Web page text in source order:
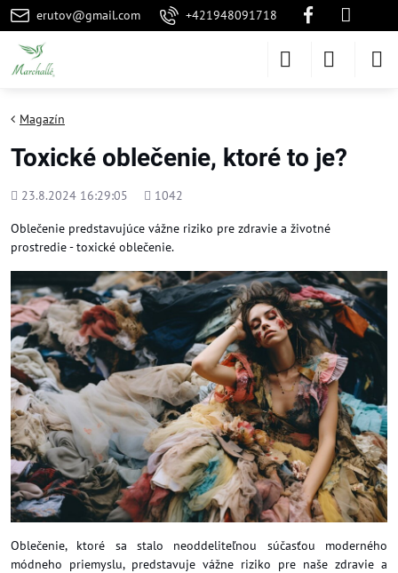
erutov@gmail.com +421948091718
Magazín
Toxické oblečenie, ktoré to je?
Pridané
23.8.2024 16:29:05
Počet
1042
Oblečenie predstavujúce vážne riziko pre zdravie a životné
prostredie - toxické oblečenie.
Oblečenie, ktoré sa stalo neoddeliteľnou súčasťou moderného
módneho priemyslu, predstavuje vážne riziko pre naše zdravie a